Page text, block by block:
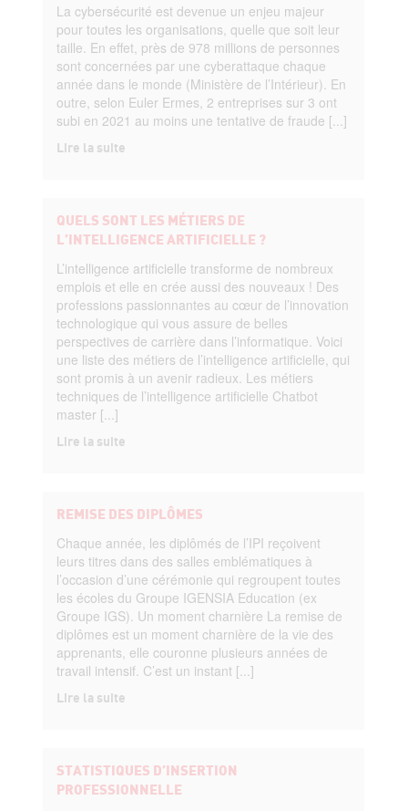
La cybersécurité est devenue un enjeu majeur
pour toutes les organisations, quelle que soit leur
taille. En effet, près de 978 millions de personnes
sont concernées par une cyberattaque chaque
année dans le monde (Ministère de l’Intérieur). En
outre, selon Euler Ermes, 2 entreprises sur 3 ont
subi en 2021 au moins une tentative de fraude [...]
Lire la suite
QUELS SONT LES MÉTIERS DE
L’INTELLIGENCE ARTIFICIELLE ?
L’intelligence artificielle transforme de nombreux
emplois et elle en crée aussi des nouveaux ! Des
professions passionnantes au cœur de l’innovation
technologique qui vous assure de belles
perspectives de carrière dans l’informatique. Voici
une liste des métiers de l’intelligence artificielle, qui
sont promis à un avenir radieux. Les métiers
techniques de l’intelligence artificielle Chatbot
master [...]
Lire la suite
REMISE DES DIPLÔMES
Chaque année, les diplômés de l’IPI reçoivent
leurs titres dans des salles emblématiques à
l’occasion d’une cérémonie qui regroupent toutes
les écoles du Groupe IGENSIA Education (ex
Groupe IGS). Un moment charnière La remise de
diplômes est un moment charnière de la vie des
apprenants, elle couronne plusieurs années de
travail intensif. C’est un instant [...]
Lire la suite
STATISTIQUES D’INSERTION
PROFESSIONNELLE